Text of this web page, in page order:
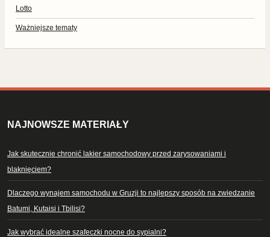
Lotto
Ważniejsze tematy
NAJNOWSZE MATERIAŁY
Jak skutecznie chronić lakier samochodowy przed zarysowaniami i
blaknięciem?
Dlaczego wynajem samochodu w Gruzji to najlepszy sposób na zwiedzanie
Batumi, Kutaisi i Tbilisi?
Jak wybrać idealne szafeczki nocne do sypialni?